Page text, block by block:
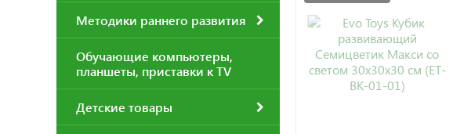
Методики раннего развития
Обучающие компьютеры,
планшеты, приставки к TV
Детские товары